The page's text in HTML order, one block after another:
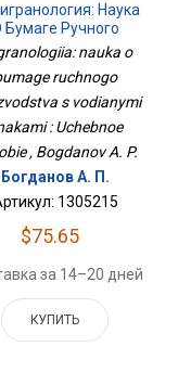
Наука
Бумаге Ручного
С
Знаками :
Пособие
nauka o
ruchnogo
s vodianymi
: Uchebnoe
, Bogdanov A. P.
Богданов А. П.
1305215
$75.65
за 14–20 дней
КУПИТЬ